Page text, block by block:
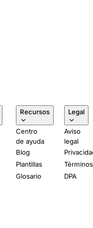
Recursos
Centro
de ayuda
Blog
Plantillas
Glosario
Legal
Aviso
legal
Términos
DPA